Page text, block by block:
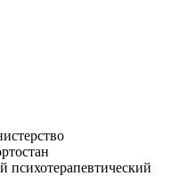
психотерапевтический